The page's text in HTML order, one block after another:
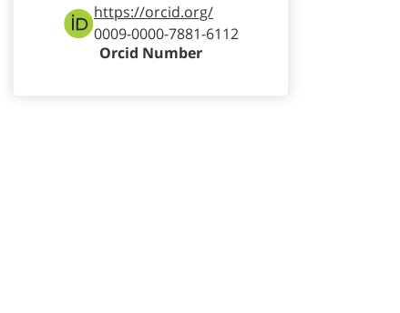
https://orcid.org/
0009-0000-7881-6112
Orcid Number